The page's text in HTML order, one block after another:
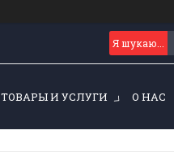
ТОВАРЫ И УСЛУГИ О НАС